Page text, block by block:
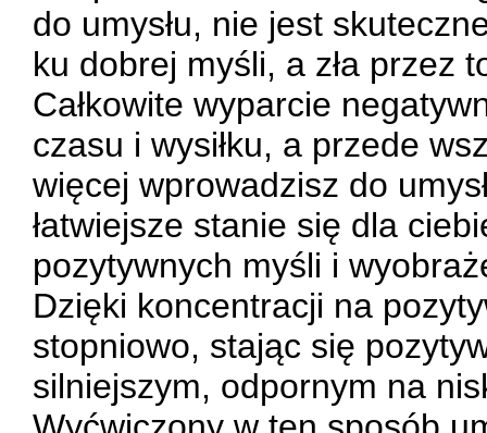
do umysłu, nie jest
ku dobrej myśli, a zła przez
Całkowite wyparcie
czasu i wysiłku, a przede
więcej wprowadzisz do
łatwiejsze stanie się dla
pozytywnych myśli i
Dzięki koncentracji na
stopniowo, stając się
silniejszym, odpornym na